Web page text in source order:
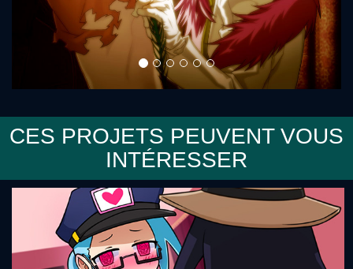
CES PROJETS PEUVENT VOUS
INTÉRESSER